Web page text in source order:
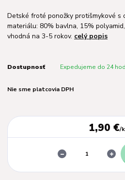
Detské froté ponožky protišmykové s
materiálu: 80% bavlna, 15%
vhodná na 3-5 rokov. celý popis
Dostupnosť Expedujeme do 24
Nie sme platcovia DPH
1,90 €/